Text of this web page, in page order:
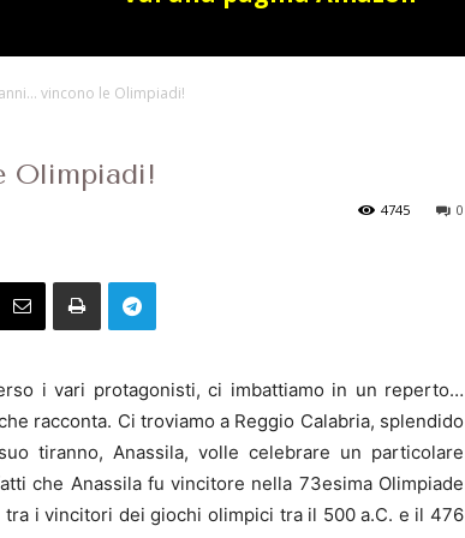
vincono le Olimpiadi!
Olimpiadi!
0
4745
i vari protagonisti, ci imbattiamo in un reperto…
racconta. Ci troviamo a Reggio Calabria, splendido
tiranno, Anassila, volle celebrare un particolare
che Anassila fu vincitore nella 73esima Olimpiade
i vincitori dei giochi olimpici tra il 500 a.C. e il 476